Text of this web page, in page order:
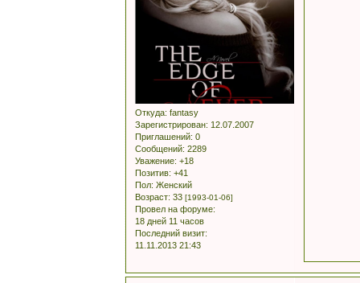
Откуда: fantasy
Зарегистрирован: 12.07.2007
Приглашений: 0
Сообщений: 2289
Уважение: +18
Позитив: +41
Пол: Женский
Возраст: 33 [1993-01-06]
Провел на форуме:
18 дней 11 часов
Последний визит:
11.11.2013 21:43